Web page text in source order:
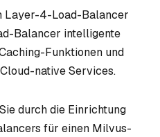
Layer-4-Load-Balancer
Balancer intelligente
Funktionen und
native Services.
durch die Einrichtung
für einen Milvus-